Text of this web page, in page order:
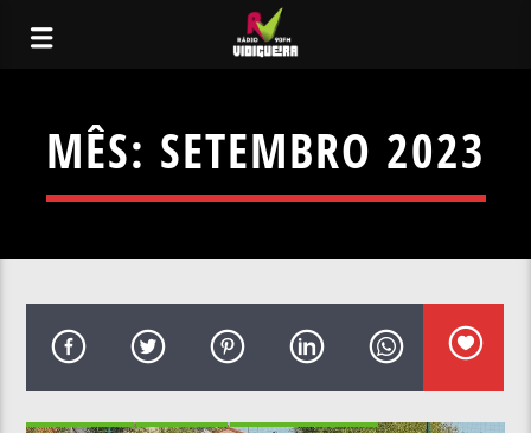
MÊS: SETEMBRO 2023